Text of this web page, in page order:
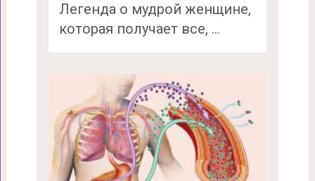
Легенда о мудрой женщине,
которая получает все, …